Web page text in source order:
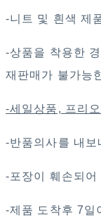
-니트 및 흰색 제
-상품을 착용한
재판매가 불가능
-세일상품, 프리
-반품의사를 내보
-포장이 훼손되어
-제품 도착후 7일